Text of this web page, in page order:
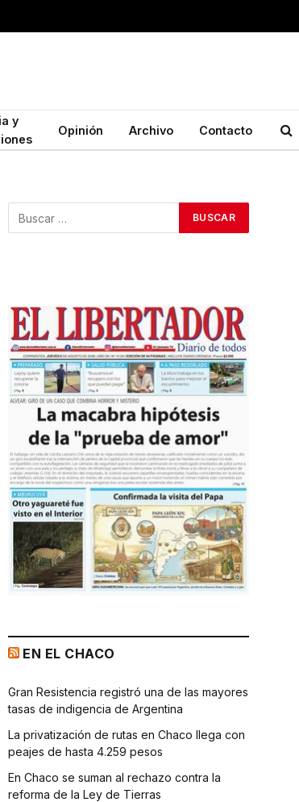
y
Opinión Archivo Contacto
EN EL CHACO
Gran Resistencia registró una de las mayores
tasas de indigencia de Argentina
La privatización de rutas en Chaco llega con
peajes de hasta 4.259 pesos
En Chaco se suman al rechazo contra la
reforma de la Ley de Tierras